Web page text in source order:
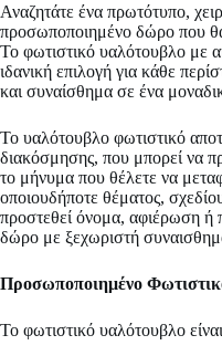
Αναζητάτε ένα πρωτότυπο,
προσωποποιημένο δώρο που
Το φωτιστικό υαλότουβλο με
ιδανική επιλογή για κάθε
και συναίσθημα σε ένα
Το υαλότουβλο φωτιστικό
διακόσμησης, που μπορεί να
το μήνυμα που θέλετε να
οποιουδήποτε θέματος,
προστεθεί όνομα, αφιέρωση ή
δώρο με ξεχωριστή
Προσωποποιημένο
Το φωτιστικό υαλότουβλο